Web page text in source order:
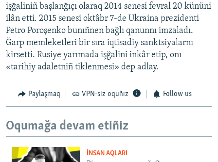
işğaliniñ başlanğıçı olaraq 2014 senesi fevral 20 kününi
ilân etti. 2015 senesi oktâbr 7-de Ukraina prezidenti
Petro Poroşenko bunıñnen bağlı qanunnı imzaladı.
Ğarp memleketleri bir sıra iqtisadiy sanktsiyalarnı
kirsetti. Rusiye yarımada işğalini inkâr etip, onı
«tarihiy adaletniñ tiklenmesi» dep adlay.
Paylaşmaq VPN-siz oquñız Follow us
Oqumağa devam etiñiz
İNSAN AQLARI